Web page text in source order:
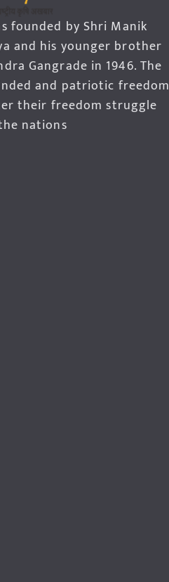
founded by Shri Manik
and his younger brother
Gangrade in 1946. The
and patriotic freedom
their freedom struggle
nations